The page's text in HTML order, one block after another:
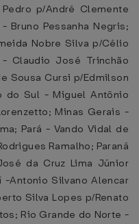
p/André Clemente
Bruno Pessanha Negris;
Nobre Silva p/Célio
Claudio José Trinchão
Sousa Cursi p/Edmilson
do Sul - Miguel Antônio
Minas Gerais -
Pará - Vando Vidal de
Ramalho; Paraná
da Cruz Lima Júnior
-Antonio Silvano Alencar
Silva Lopes p/Renato
Rio Grande do Norte -